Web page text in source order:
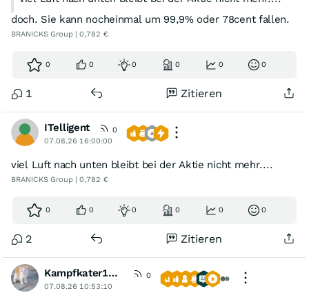
doch. Sie kann nocheinmal um 99,9% oder 78cent fallen.
BRANICKS Group | 0,782 €
0 0 0 0 0 0
1 Zitieren
ITelligent
0
07.08.26 16:00:00
viel Luft nach unten bleibt bei der Aktie nicht mehr....
BRANICKS Group | 0,782 €
0 0 0 0 0 0
2 Zitieren
Kampfkater1969
0
07.08.26 10:53:10